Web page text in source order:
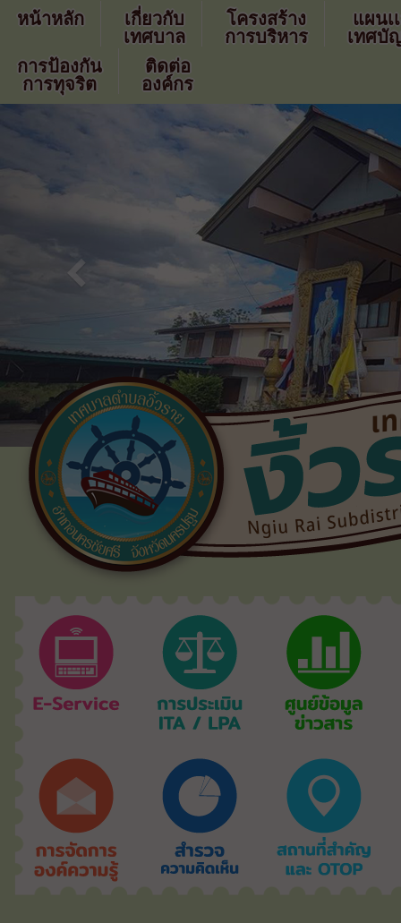
หน้าหลัก
เกี่ยวกับ
เทศบาล
โครงสร้าง
การบริหาร
แผนเ
เทศบั
การป้องกัน
การทุจริต
ติดต่อ
องค์กร